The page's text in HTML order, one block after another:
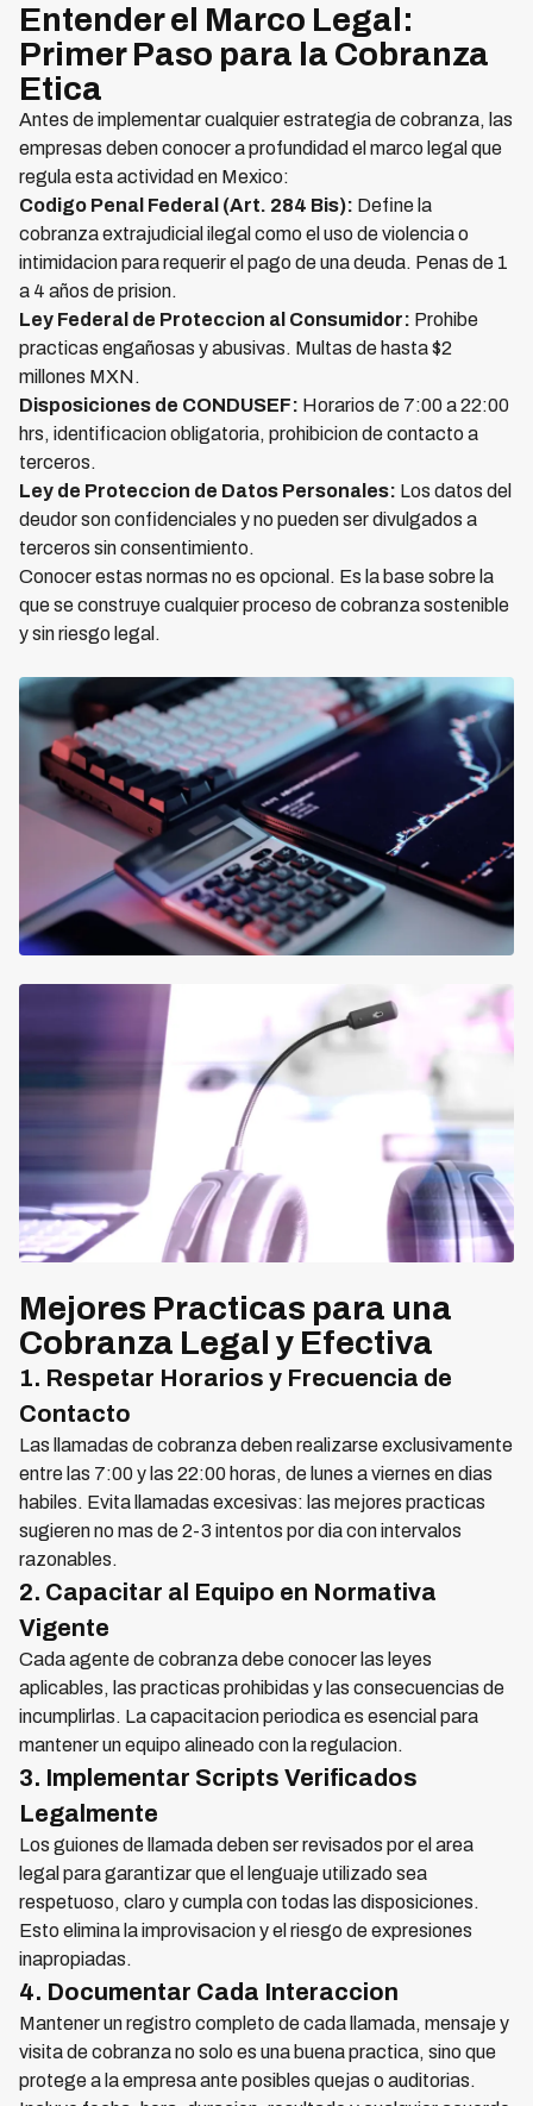
Entender el Marco Legal:
Primer Paso para la Cobranza
Etica
Antes de implementar cualquier estrategia de cobranza, las
empresas deben conocer a profundidad el marco legal que
regula esta actividad en Mexico:
Codigo Penal Federal (Art. 284 Bis): Define la
cobranza extrajudicial ilegal como el uso de violencia o
intimidacion para requerir el pago de una deuda. Penas de 1
a 4 años de prision.
Ley Federal de Proteccion al Consumidor: Prohibe
practicas engañosas y abusivas. Multas de hasta $2
millones MXN.
Disposiciones de CONDUSEF: Horarios de 7:00 a 22:00
hrs, identificacion obligatoria, prohibicion de contacto a
terceros.
Ley de Proteccion de Datos Personales: Los datos del
deudor son confidenciales y no pueden ser divulgados a
terceros sin consentimiento.
Conocer estas normas no es opcional. Es la base sobre la
que se construye cualquier proceso de cobranza sostenible
y sin riesgo legal.
Mejores Practicas para una
Cobranza Legal y Efectiva
1. Respetar Horarios y Frecuencia de
Contacto
Las llamadas de cobranza deben realizarse exclusivamente
entre las 7:00 y las 22:00 horas, de lunes a viernes en dias
habiles. Evita llamadas excesivas: las mejores practicas
sugieren no mas de 2-3 intentos por dia con intervalos
razonables.
2. Capacitar al Equipo en Normativa
Vigente
Cada agente de cobranza debe conocer las leyes
aplicables, las practicas prohibidas y las consecuencias de
incumplirlas. La capacitacion periodica es esencial para
mantener un equipo alineado con la regulacion.
3. Implementar Scripts Verificados
Legalmente
Los guiones de llamada deben ser revisados por el area
legal para garantizar que el lenguaje utilizado sea
respetuoso, claro y cumpla con todas las disposiciones.
Esto elimina la improvisacion y el riesgo de expresiones
inapropiadas.
4. Documentar Cada Interaccion
Mantener un registro completo de cada llamada, mensaje y
visita de cobranza no solo es una buena practica, sino que
protege a la empresa ante posibles quejas o auditorias.